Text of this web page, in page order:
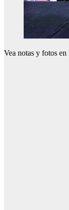
Vea notas y fotos en